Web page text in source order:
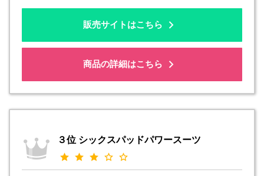
販売サイトはこちら
商品の詳細はこちら
３位 シックスパッドパワースーツ